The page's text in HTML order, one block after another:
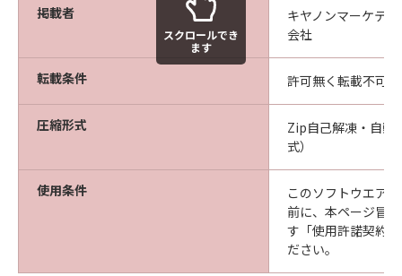
から出荷された商品に対してのみ使用するこ
とができます。
第4条（禁止事項）
乙は第三者に対し、いかなる理由によろうと
も甲の文書による事前の承諾なくして、本商
品の全部又は一部の譲渡・販売・転貸しある
いはその二次的著作物を創作・譲渡・販売・
転貸することはできないものとします。
乙は、自ら又は第三者を使って、本ソフトウ
掲載者
キヤノンマーケテ
会社
転載条件 許可無く転載不可
圧縮形式
Zip自己解凍・自動
式）
使用条件
このソフトウエア
前に、本ページ冒
す「使用許諾契約
ださい。
スクロールでき
ます